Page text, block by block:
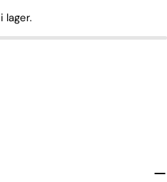
lager.